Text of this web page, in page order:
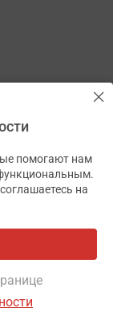
помогают нам
на
✕